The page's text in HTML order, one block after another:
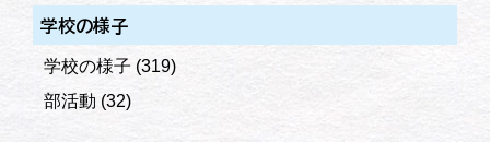
学校の様子
学校の様子 (319)
部活動 (32)